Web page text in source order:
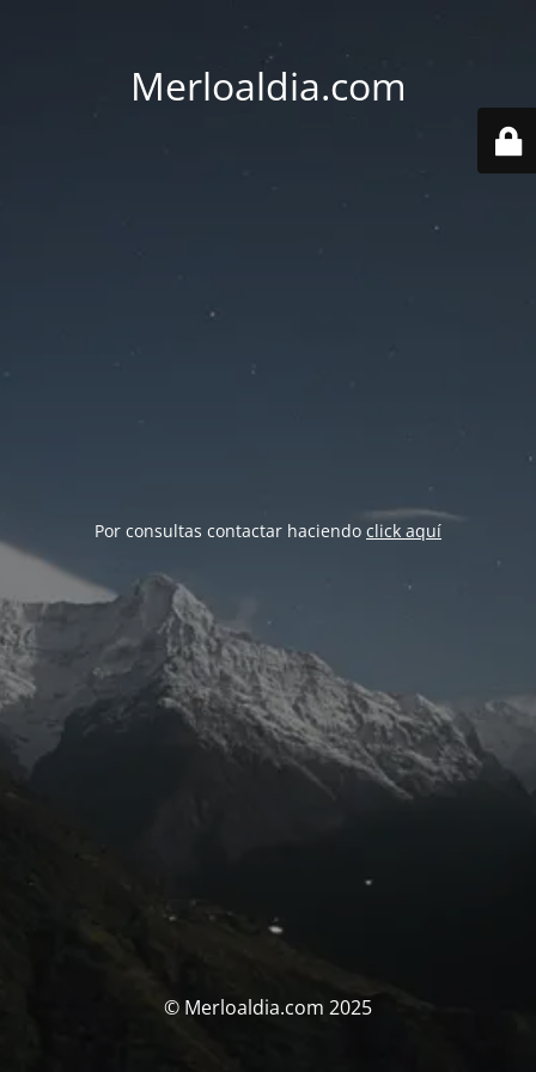
Merloaldia.com
Por consultas contactar haciendo click aquí
© Merloaldia.com 2025